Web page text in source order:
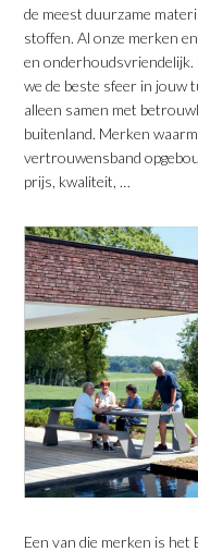
de meest duurzame
stoffen. Al onze merken
en onderhoudsvriendelijk.
we de beste sfeer in jouw
alleen samen met
buitenland. Merken
vertrouwensband
prijs, kwaliteit, …
Een van die merken is het